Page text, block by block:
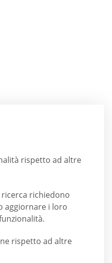
rispetto ad altre
richiedono
aggiornare i loro
rispetto ad altre